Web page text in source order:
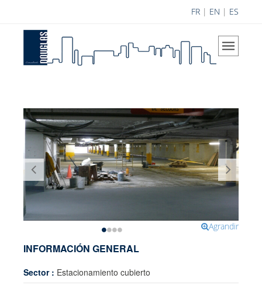
FR | EN | ES
La Compañía
Áreas de especialización
Histórico
Equipo Douglas
Carrera
Logros
Contribuciones
El intercambio de conocimientos
Agrandir
INFORMACIÓN GENERAL
Sector : Estacionamiento cubierto